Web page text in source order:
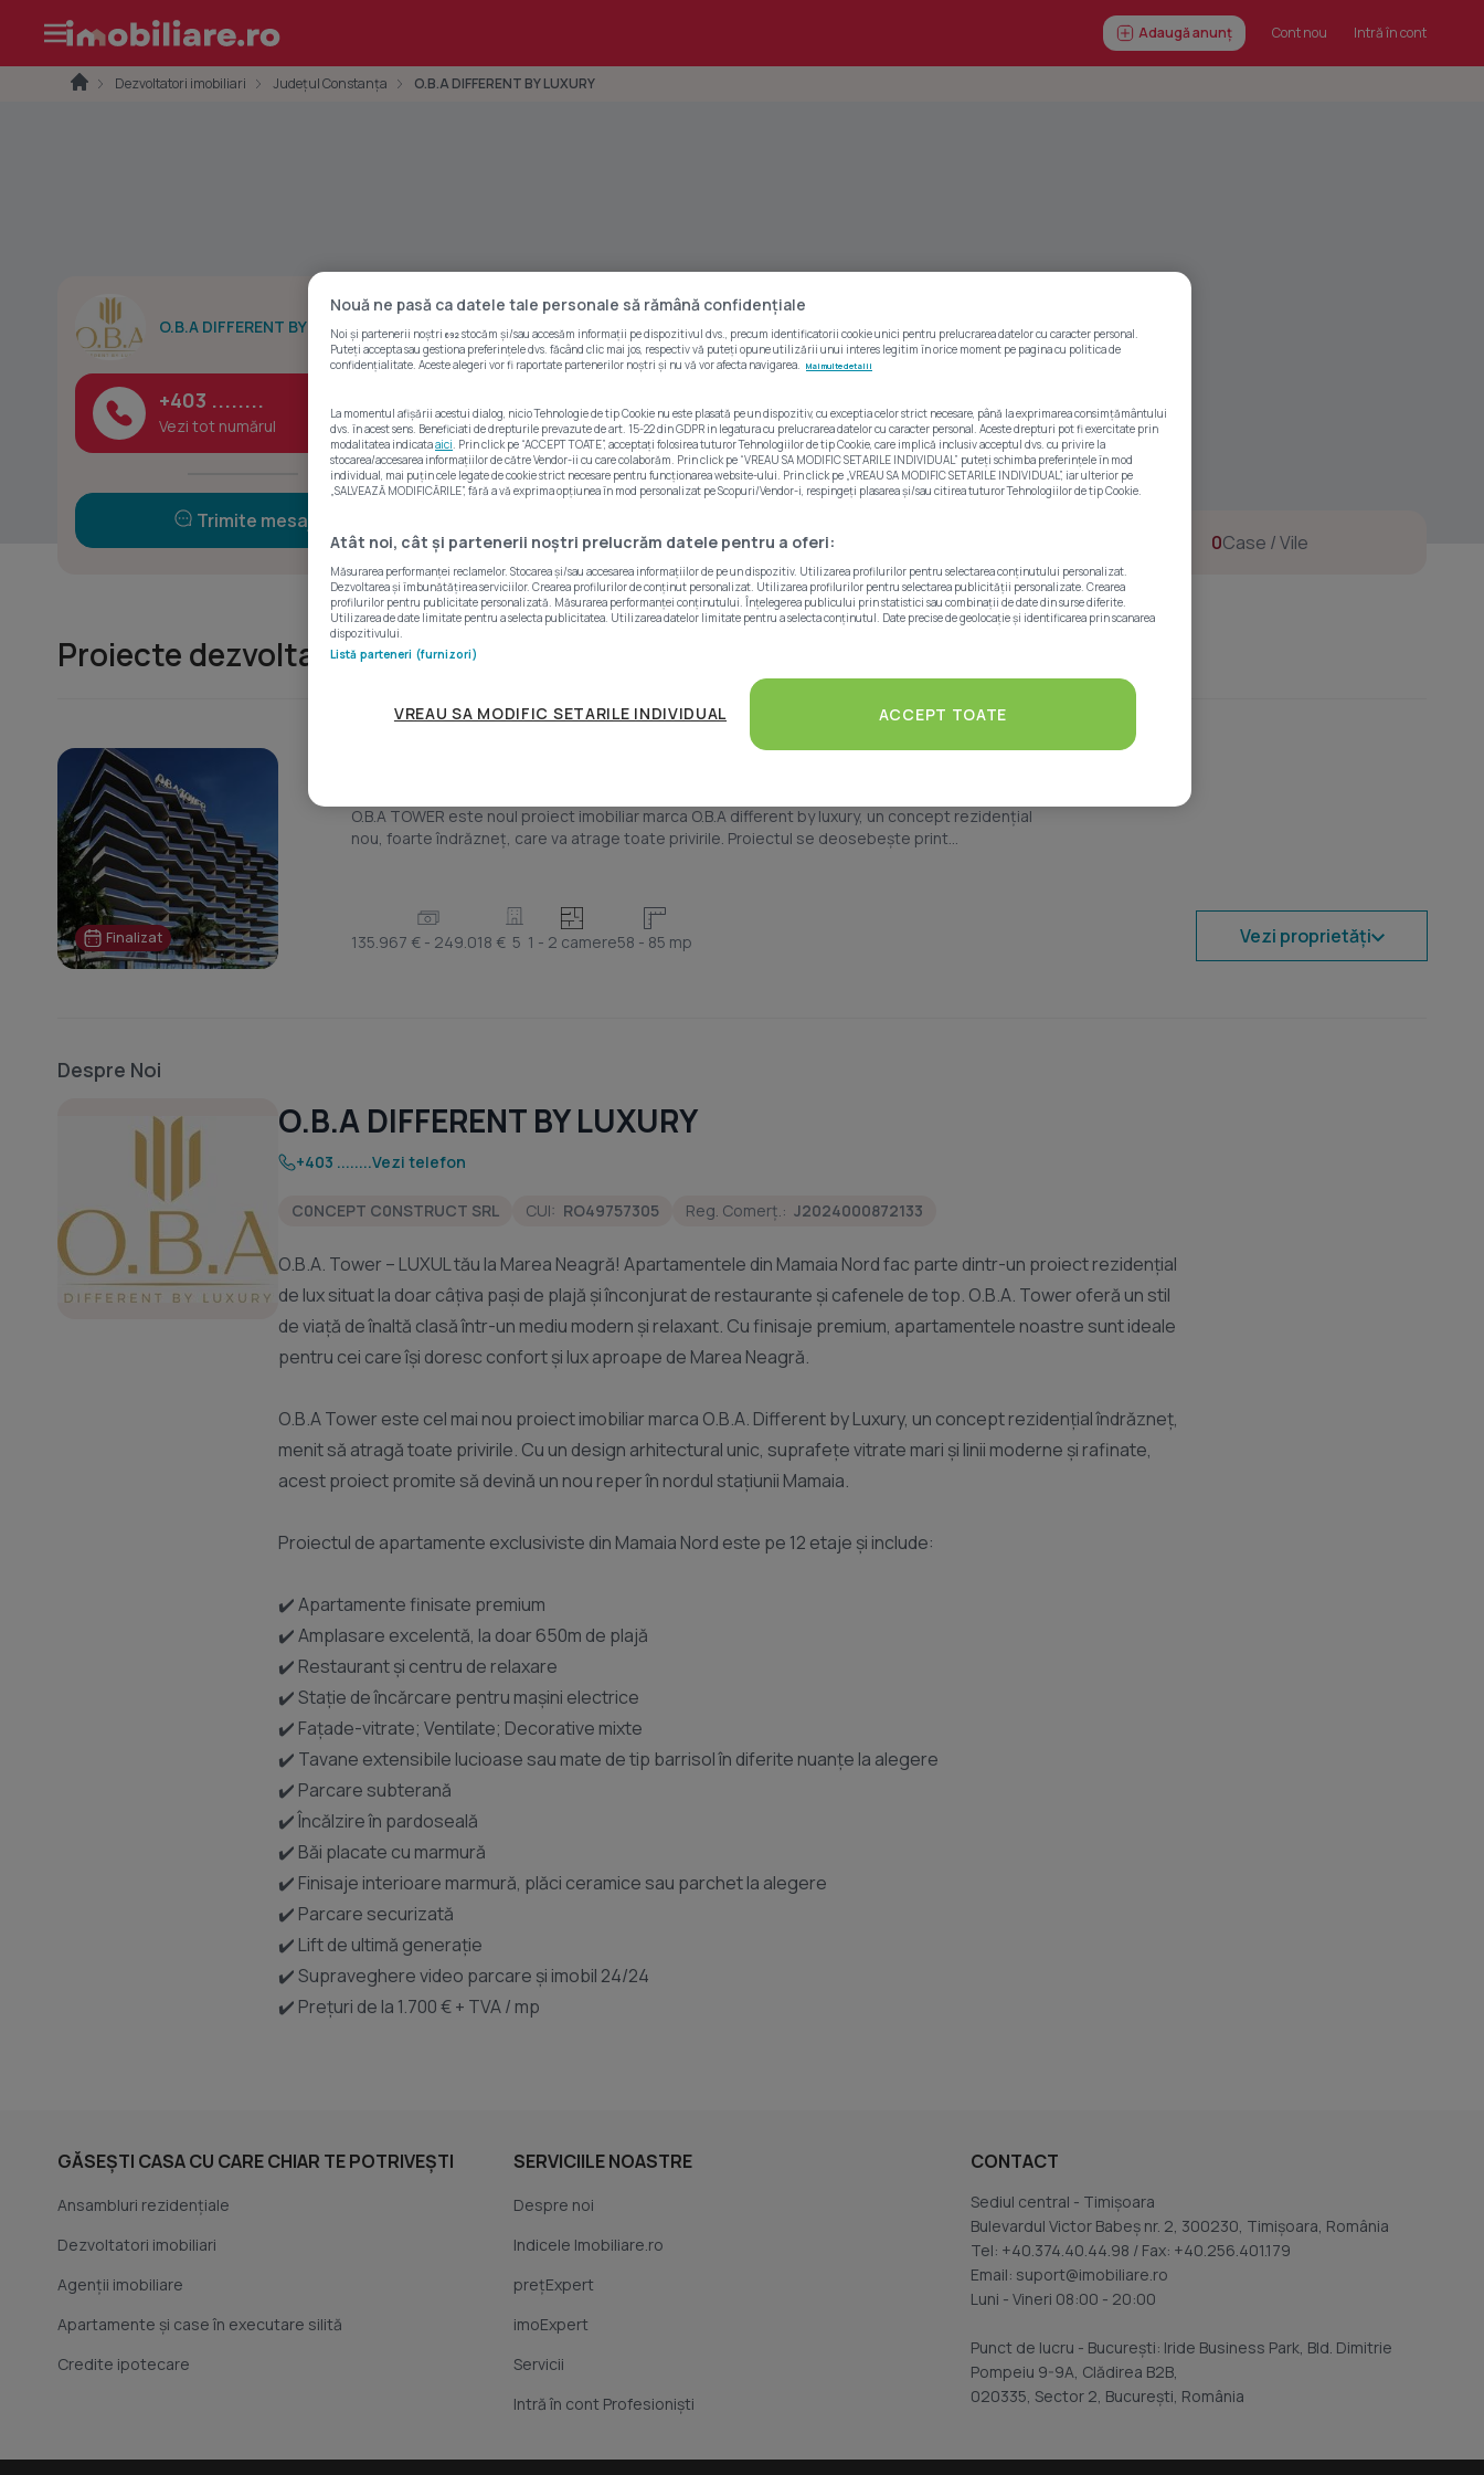
Adaugă anunț Cont nou Intră în cont
Dezvoltatori imobiliari Județul Constanța O.B.A DIFFERENT BY LUXURY
O.B.A DIFFERENT BY LUXURY
+403 ........
Vezi tot numărul
Trimite mesaj
1Proiecte 0Case / Vile
Proiecte dezvoltator (1)
Finalizat
O.B.A TOWER este noul proiect imobiliar marca O.B.A different by luxury, un concept rezidențial
nou, foarte îndrăzneț, care va atrage toate privirile. Proiectul se deosebește print...
135.967 € - 249.018 € 5 1 - 2 camere58 - 85 mp Vezi proprietăți
Despre Noi
O.B.A DIFFERENT BY LUXURY
+403 ........Vezi telefon
C0NCEPT C0NSTRUCT SRL CUI: RO49757305 Reg. Comerț.: J2024000872133
O.B.A. Tower – LUXUL tău la Marea Neagră! Apartamentele din Mamaia Nord fac parte dintr-un proiect rezidențial
de lux situat la doar câțiva pași de plajă și înconjurat de restaurante și cafenele de top. O.B.A. Tower oferă un stil
de viață de înaltă clasă într-un mediu modern și relaxant. Cu finisaje premium, apartamentele noastre sunt ideale
pentru cei care își doresc confort și lux aproape de Marea Neagră.
O.B.A Tower este cel mai nou proiect imobiliar marca O.B.A. Different by Luxury, un concept rezidențial îndrăzneț,
menit să atragă toate privirile. Cu un design arhitectural unic, suprafețe vitrate mari și linii moderne și rafinate,
acest proiect promite să devină un nou reper în nordul stațiunii Mamaia.
Proiectul de apartamente exclusiviste din Mamaia Nord este pe 12 etaje și include:
✔️ Apartamente finisate premium
✔️ Amplasare excelentă, la doar 650m de plajă
✔️ Restaurant și centru de relaxare
✔️ Stație de încărcare pentru mașini electrice
✔️ Fațade-vitrate; Ventilate; Decorative mixte
✔️ Tavane extensibile lucioase sau mate de tip barrisol în diferite nuanțe la alegere
✔️ Parcare subterană
✔️ Încălzire în pardoseală
✔️ Băi placate cu marmură
✔️ Finisaje interioare marmură, plăci ceramice sau parchet la alegere
✔️ Parcare securizată
✔️ Lift de ultimă generație
✔️ Supraveghere video parcare și imobil 24/24
✔️ Prețuri de la 1.700 € + TVA / mp
GĂSEȘTI CASA CU CARE CHIAR TE POTRIVEȘTI
Ansambluri rezidențiale
Dezvoltatori imobiliari
Agenții imobiliare
Apartamente și case în executare silită
Credite ipotecare
SERVICIILE NOASTRE
Despre noi
Indicele Imobiliare.ro
prețExpert
imoExpert
Servicii
Intră în cont Profesioniști
CONTACT
Sediul central - Timișoara
Bulevardul Victor Babeș nr. 2, 300230, Timișoara, România
Tel: +40.374.40.44.98 / Fax: +40.256.401.179
Email: suport@imobiliare.ro
Luni - Vineri 08:00 - 20:00
Punct de lucru - București: Iride Business Park, Bld. Dimitrie
Pompeiu 9-9A, Clădirea B2B,
020335, Sector 2, București, România
Nouă ne pasă ca datele tale personale să rămână confidențiale
Noi și partenerii noștri 692 stocăm și/sau accesăm informații pe dispozitivul dvs., precum identificatorii cookie unici pentru prelucrarea datelor cu caracter personal.
Puteți accepta sau gestiona preferințele dvs. făcând clic mai jos, respectiv vă puteți opune utilizării unui interes legitim în orice moment pe pagina cu politica de
confidențialitate. Aceste alegeri vor fi raportate partenerilor noștri și nu vă vor afecta navigarea.
Mai multe detalii
La momentul afișării acestui dialog, nicio Tehnologie de tip Cookie nu este plasată pe un dispozitiv, cu exceptia celor strict necesare, până la exprimarea consimțământului
dvs. în acest sens. Beneficiati de drepturile prevazute de art. 15-22 din GDPR in legatura cu prelucrarea datelor cu caracter personal. Aceste drepturi pot fi exercitate prin
modalitatea indicataaici . Prin click pe “ACCEPT TOATE”, acceptați folosirea tuturor Tehnologiilor de tip Cookie, care implică inclusiv acceptul dvs. cu privire la
stocarea/accesarea informațiilor de către Vendor-ii cu care colaborăm. Prin click pe “VREAU SA MODIFIC SETARILE INDIVIDUAL” puteți schimba preferințele în mod
individual, mai puțin cele legate de cookie strict necesare pentru funcționarea website-ului. Prin click pe „VREAU SA MODIFIC SETARILE INDIVIDUAL”, iar ulterior pe
„SALVEAZĂ MODIFICĂRILE”, fără a vă exprima opțiunea în mod personalizat pe Scopuri/Vendor-i, respingeți plasarea și/sau citirea tuturor Tehnologiilor de tip Cookie.
Atât noi, cât și partenerii noștri prelucrăm datele pentru a oferi:
Măsurarea performanței reclamelor. Stocarea și/sau accesarea informațiilor de pe un dispozitiv. Utilizarea profilurilor pentru selectarea conținutului personalizat.
Dezvoltarea și îmbunătățirea serviciilor. Crearea profilurilor de conținut personalizat. Utilizarea profilurilor pentru selectarea publicității personalizate. Crearea
profilurilor pentru publicitate personalizată. Măsurarea performanței conținutului. Înțelegerea publicului prin statistici sau combinații de date din surse diferite.
Utilizarea de date limitate pentru a selecta publicitatea. Utilizarea datelor limitate pentru a selecta conținutul. Date precise de geolocație și identificarea prin scanarea
dispozitivului.
Listă parteneri (furnizori)
VREAU SA MODIFIC SETARILE INDIVIDUAL ACCEPT TOATE